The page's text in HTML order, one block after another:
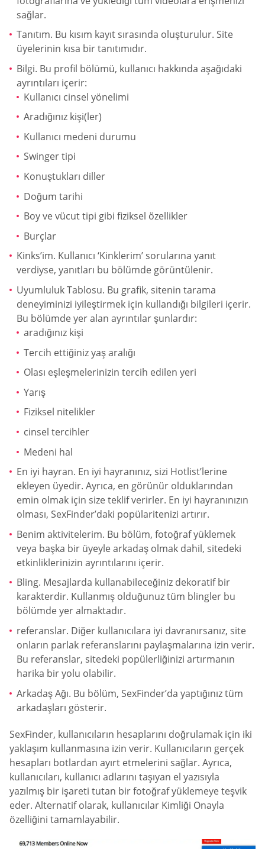
sağlar.
Tanıtım. Bu kısım kayıt sırasında oluşturulur. Site
üyelerinin kısa bir tanıtımıdır.
Bilgi. Bu profil bölümü, kullanıcı hakkında aşağıdaki
ayrıntıları içerir:
Kullanıcı cinsel yönelimi
Aradığınız kişi(ler)
Kullanıcı medeni durumu
Swinger tipi
Konuştukları diller
Doğum tarihi
Boy ve vücut tipi gibi fiziksel özellikler
Burçlar
Kinks’im. Kullanıcı ‘Kinklerim’ sorularına yanıt
verdiyse, yanıtları bu bölümde görüntülenir.
Uyumluluk Tablosu. Bu grafik, sitenin tarama
deneyiminizi iyileştirmek için kullandığı bilgileri içerir.
Bu bölümde yer alan ayrıntılar şunlardır:
aradığınız kişi
Tercih ettiğiniz yaş aralığı
Olası eşleşmelerinizin tercih edilen yeri
Yarış
Fiziksel nitelikler
cinsel tercihler
Medeni hal
En iyi hayran. En iyi hayranınız, sizi Hotlist’lerine
ekleyen üyedir. Ayrıca, en görünür olduklarından
emin olmak için size teklif verirler. En iyi hayranınızın
olması, SexFinder’daki popülaritenizi artırır.
Benim aktivitelerim. Bu bölüm, fotoğraf yüklemek
veya başka bir üyeyle arkadaş olmak dahil, sitedeki
etkinliklerinizin ayrıntılarını içerir.
Bling. Mesajlarda kullanabileceğiniz dekoratif bir
karakterdir. Kullanmış olduğunuz tüm blingler bu
bölümde yer almaktadır.
referanslar. Diğer kullanıcılara iyi davranırsanız, site
onların parlak referanslarını paylaşmalarına izin verir.
Bu referanslar, sitedeki popülerliğinizi artırmanın
harika bir yolu olabilir.
Arkadaş Ağı. Bu bölüm, SexFinder’da yaptığınız tüm
arkadaşları gösterir.
SexFinder, kullanıcıların hesaplarını doğrulamak için iki
yaklaşım kullanmasına izin verir. Kullanıcıların gerçek
hesapları botlardan ayırt etmelerini sağlar. Ayrıca,
kullanıcıları, kullanıcı adlarını taşıyan el yazısıyla
yazılmış bir işareti tutan bir fotoğraf yüklemeye teşvik
eder. Alternatif olarak, kullanıcılar Kimliği Onayla
özelliğini tamamlayabilir.